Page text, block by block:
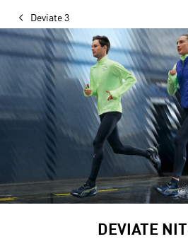
Deviate 3
DEVIATE